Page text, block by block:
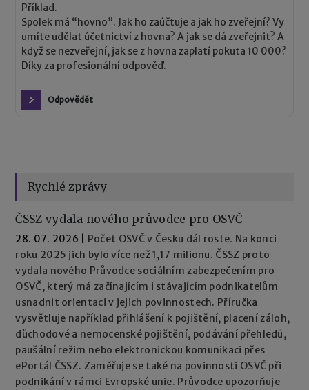
Příklad.
Spolek má “hovno”. Jak ho zaúčtuje a jak ho zveřejní? Vy
umíte udělat účetnictví z hovna? A jak se dá zveřejnit? A
když se nezveřejní, jak se z hovna zaplatí pokuta 10 000?
Díky za profesionální odpověď.
Odpovědět
Rychlé zprávy
ČSSZ vydala nového průvodce pro OSVČ
28. 07. 2026
Počet OSVČ v Česku dál roste. Na konci
roku 2025 jich bylo více než 1,17 milionu. ČSSZ proto
vydala nového Průvodce sociálním zabezpečením pro
OSVČ, který má začínajícím i stávajícím podnikatelům
usnadnit orientaci v jejich povinnostech. Příručka
vysvětluje například přihlášení k pojištění, placení záloh,
důchodové a nemocenské pojištění, podávání přehledů,
paušální režim nebo elektronickou komunikaci přes
ePortál ČSSZ. Zaměřuje se také na povinnosti OSVČ při
podnikání v rámci Evropské unie. Průvodce upozorňuje